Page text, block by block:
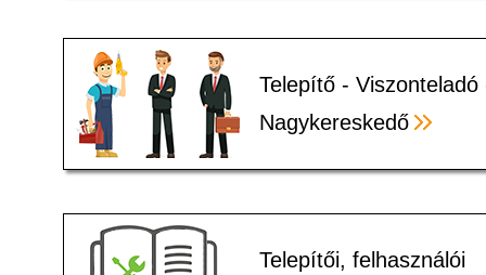
Telepítő - Viszonteladó
Nagykereskedő
Telepítői, felhasználói